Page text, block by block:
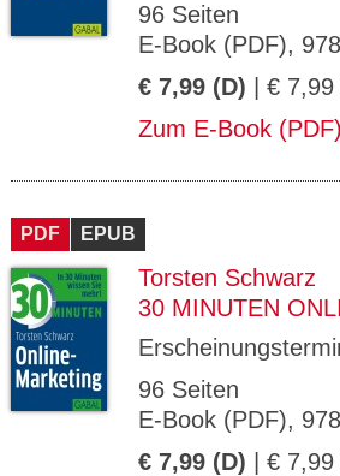
96 Seiten
E-Book (PDF),
€ 7,99 (D) | €
Zum E-Book (PDF)
PDF EPUB
Torsten Schwarz
30 MINUTEN
96 Seiten
E-Book (PDF),
€ 7,99 (D) | €